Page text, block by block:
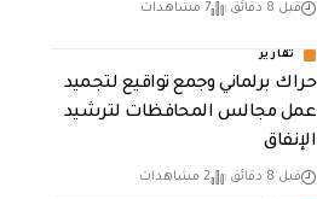
قبل 8 دقائق 7 مشاهدات
تقارير
حراك برلماني وجمع تواقيع لتجميد
عمل مجالس المحافظات لترشيد
الإنفاق
قبل 8 دقائق 2 مشاهدات